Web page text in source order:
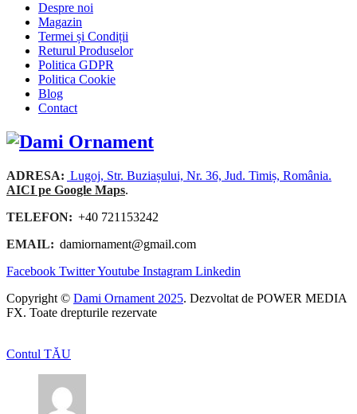
Despre noi
Magazin
Termei și Condiții
Returul Produselor
Politica GDPR
Politica Cookie
Blog
Contact
ADRESA: Lugoj, Str. Buziașului, Nr. 36, Jud. Timiș, România.
AICI pe Google Maps.
TELEFON: +40 721153242
EMAIL: damiornament@gmail.com
Facebook TwitterYoutube Instagram Linkedin
Copyright © Dami Ornament 2025. Dezvoltat de POWER MEDIA
FX. Toate drepturile rezervate
Contul TĂU